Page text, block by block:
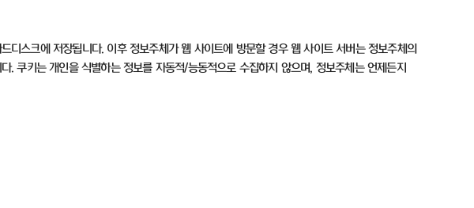
디스크에 저장됩니다. 이후 정보주체가 웹 사이트에 방문할 경우 웹 사이트 서버는 정보주체의
.쿠키는 개인을 식별하는 정보를 자동적/능동적으로 수집하지 않으며, 정보주체는 언제든지